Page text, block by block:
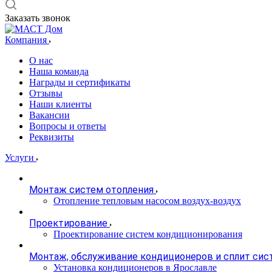
Заказать звонок
Компания
О нас
Наша команда
Награды и сертификаты
Отзывы
Наши клиенты
Вакансии
Вопросы и ответы
Реквизиты
Услуги
Монтаж систем отопления
Отопление тепловым насосом воздух-воздух
Проектирование
Проектирование систем кондиционирования
Монтаж, обслуживание кондиционеров и сплит
Установка кондиционеров в Ярославле